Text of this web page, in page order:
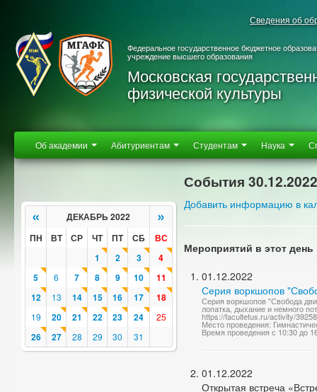
Сведения об
Федеральное государственное бюджетное
учреждение высшего образования
Московская
физической культуры
Об академии Абитуриентам Студентам Наука
« ДЕКАБРЬ 2022 »
ПН ВТ СР ЧТ ПТ СБ
ВС
1
2 3
4
5
6 7 8 9 10
11
12
13 14 15 16 17 18
19 20 21 22 23 24 25
26 27 28 29 30 31
События 30.12.2022
Добавить информацию в
Мероприятий в этот день
01.12.2022
Серия воркшопов
Серия воркшопов "Свобода
лопатка, дыхание и немного
https://facultetus.ru/activity/39258
Место проведения:
Время проведения с 10:30 до
01.12.2022
Открытая встреча